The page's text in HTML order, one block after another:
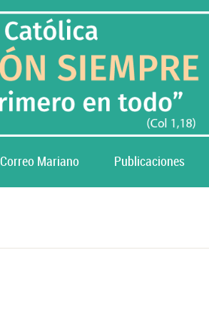
Correo Mariano Publicaciones